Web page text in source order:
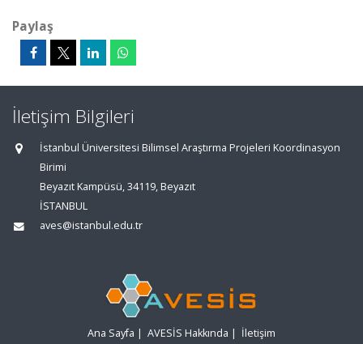
Paylaş
İletişim Bilgileri
İstanbul Üniversitesi Bilimsel Araştırma Projeleri Koordinasyon
Birimi
Beyazıt Kampüsü, 34119, Beyazıt
İSTANBUL
aves@istanbul.edu.tr
Ana Sayfa | AVESİS Hakkında | İletişim